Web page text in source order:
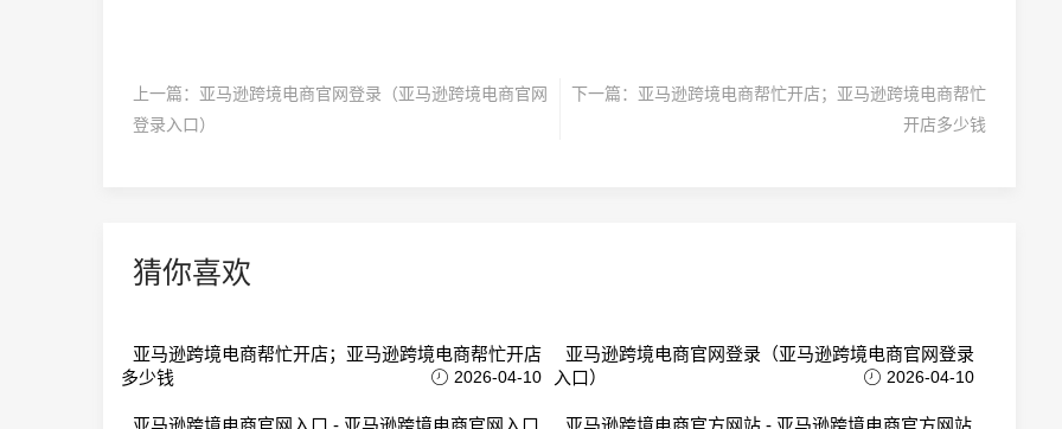
上一篇： 亚马逊跨境电商官网登录（亚马逊跨境电商官网
登录入口）
下一篇： 亚马逊跨境电商帮忙开店；亚马逊跨境电商帮忙
开店多少钱
猜你喜欢
亚马逊跨境电商帮忙开店；亚马逊跨境电商帮忙开店
多少钱
2026-04-10
亚马逊跨境电商官网登录（亚马逊跨境电商官网登录
入口）
2026-04-10
亚马逊跨境电商官网入口 - 亚马逊跨境电商官网入口 亚马逊跨境电商官方网站 - 亚马逊跨境电商官方网站